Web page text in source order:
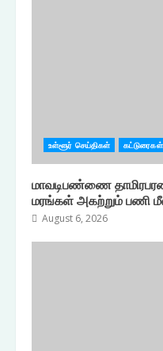
உள்ளூர் செய்திகள் கட்டுரைகள்
மாவடிபண்ணை
மரங்கள் அகற்றும் பணி
August 6, 2026